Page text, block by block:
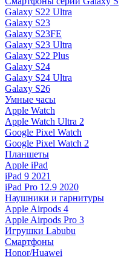
Galaxy S22 Ultra
Galaxy S23
Galaxy S23FE
Galaxy S23 Ultra
Galaxy S22 Plus
Galaxy S24
Galaxy S24 Ultra
Galaxy S26
Умные часы
Apple Watch
Apple Watch Ultra 2
Google Pixel Watch
Google Pixel Watch 2
Планшеты
Apple iPad
iPad 9 2021
iPad Pro 12.9 2020
Наушники и гарнитуры
Apple Airpods 4
Apple Airpods Pro 3
Игрушки Labubu
Смартфоны
Honor/Huawei